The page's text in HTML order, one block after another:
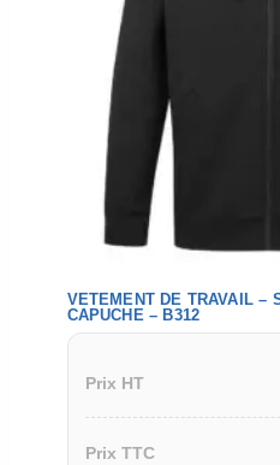
VETEMENT DE TRAVAIL –
CAPUCHE – B312
Prix HT
Prix TTC